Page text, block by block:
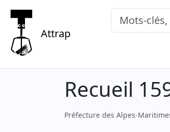
Attrap
Mots-clés,
Recueil
Préfecture des Alpes-